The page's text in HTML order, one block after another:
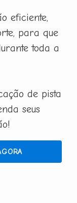
eficiente,
para que
toda a
de pista
seus